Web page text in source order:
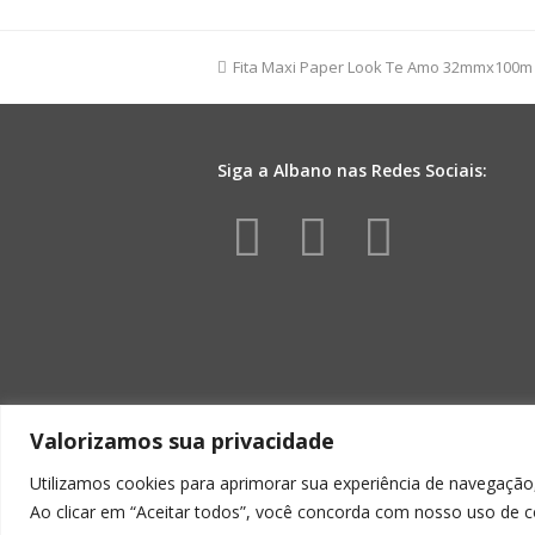
Valorizamos sua privacidade
Utilizamos cookies para aprimorar sua experiência de
Ao clicar em “Aceitar todos”, você concorda com nosso uso de
Rosa
quantidade
previous
Fita Maxi Paper Look Te Amo
Siga a Albano nas Redes Sociais:
Facebook